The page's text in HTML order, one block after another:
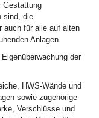
Gestattung
sind, die
auch für alle auf alten
Anlagen.
der
HWS-Wände und
sowie zugehörige
Verschlüsse und